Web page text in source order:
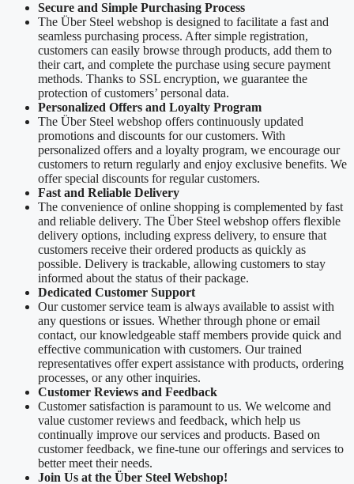
Secure and Simple Purchasing Process
The Über Steel webshop is designed to facilitate a fast and
seamless purchasing process. After simple registration,
customers can easily browse through products, add them to
their cart, and complete the purchase using secure payment
methods. Thanks to SSL encryption, we guarantee the
protection of customers’ personal data.
Personalized Offers and Loyalty Program
The Über Steel webshop offers continuously updated
promotions and discounts for our customers. With
personalized offers and a loyalty program, we encourage our
customers to return regularly and enjoy exclusive benefits. We
offer special discounts for regular customers.
Fast and Reliable Delivery
The convenience of online shopping is complemented by fast
and reliable delivery. The Über Steel webshop offers flexible
delivery options, including express delivery, to ensure that
customers receive their ordered products as quickly as
possible. Delivery is trackable, allowing customers to stay
informed about the status of their package.
Dedicated Customer Support
Our customer service team is always available to assist with
any questions or issues. Whether through phone or email
contact, our knowledgeable staff members provide quick and
effective communication with customers. Our trained
representatives offer expert assistance with products, ordering
processes, or any other inquiries.
Customer Reviews and Feedback
Customer satisfaction is paramount to us. We welcome and
value customer reviews and feedback, which help us
continually improve our services and products. Based on
customer feedback, we fine-tune our offerings and services to
better meet their needs.
Join Us at the Über Steel Webshop!